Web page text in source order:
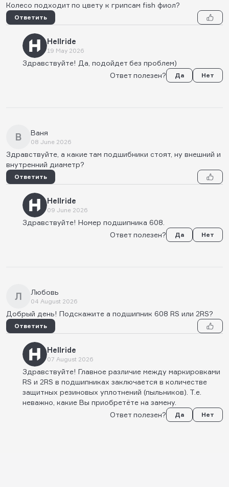
Колесо подходит по цвету к грипсам fish фиол?
Ответить
Hellride
19 May 2026
Здравствуйте! Да, подойдет без проблем)
Ответ полезен?
Да Нет
В Ваня
08 June 2026
Здравствуйте, а какие там подшибники стоят, ну внешний и
внутренний диаметр?
Ответить
Hellride
09 June 2026
Здравствуйте! Номер подшипника 608.
Ответ полезен?
Да Нет
Л Любовь
04 August 2026
Добрый день! Подскажите а подшипник 608 RS или 2RS?
Ответить
Hellride
07 August 2026
Здравствуйте! Главное различие между маркировками
RS и 2RS в подшипниках заключается в количестве
защитных резиновых уплотнений (пыльников). Т.е.
неважно, какие Вы приобретёте на замену.
Ответ полезен?
Да Нет